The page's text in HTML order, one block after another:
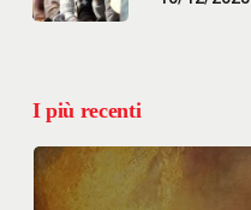
I più recenti